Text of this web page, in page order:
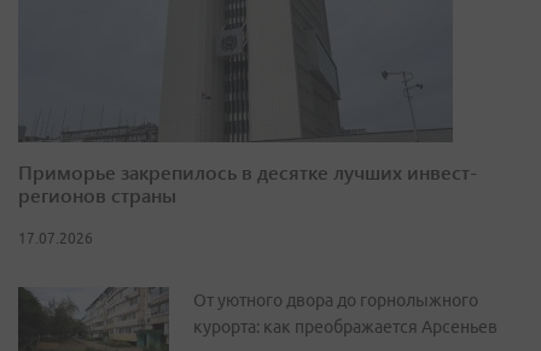
Приморье закрепилось в десятке лучших инвест-
регионов страны
17.07.2026
От уютного двора до горнолыжного
курорта: как преображается Арсеньев